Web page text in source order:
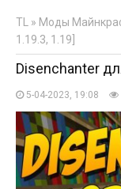
TL » Моды
1.19.3, 1.19]
Disenchanter
5-04-2023, 19:08